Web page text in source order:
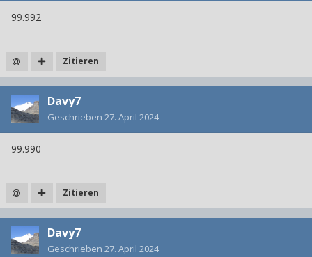
99.992
Zitieren
Davy7
Geschrieben 27. April 2024
99.990
Zitieren
Davy7
Geschrieben 27. April 2024